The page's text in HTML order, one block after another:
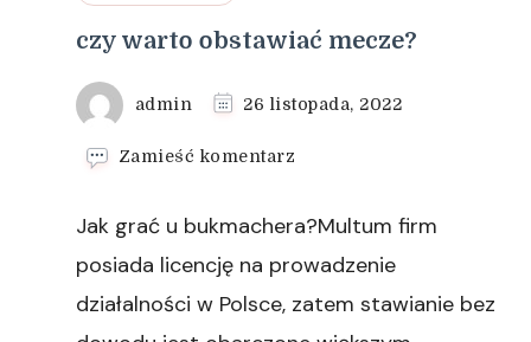
czy warto obstawiać mecze?
admin 26 listopada, 2022
Zamieść komentarz
warto
obstawiać
Jak grać u bukmachera?Multum firm
posiada licencję na prowadzenie
działalności w Polsce, zatem stawianie bez